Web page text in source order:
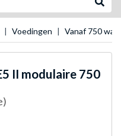
Voedingen Vanaf 750 watt
II modulaire 750